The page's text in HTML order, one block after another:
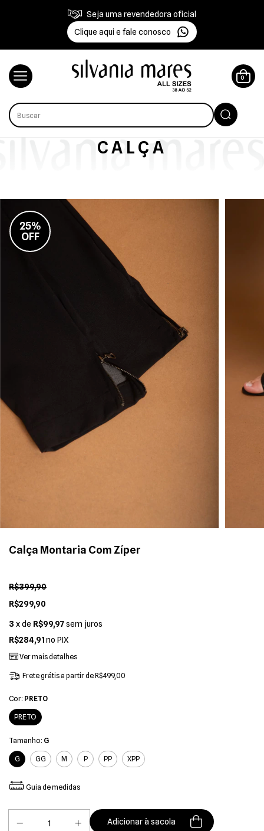
Seja uma revendedora oficial
Clique aqui e fale conosco
0
CALÇA
25%
OFF
Calça Montaria Com Zíper
R$399,90
R$299,90
3 x de R$99,97sem juros
R$284,91no PIX
Ver mais detalhes
Frete grátis a partir deR$499,00
Cor: PRETO
PRETO
Tamanho: G
G GG M P PP XPP
Guia de medidas